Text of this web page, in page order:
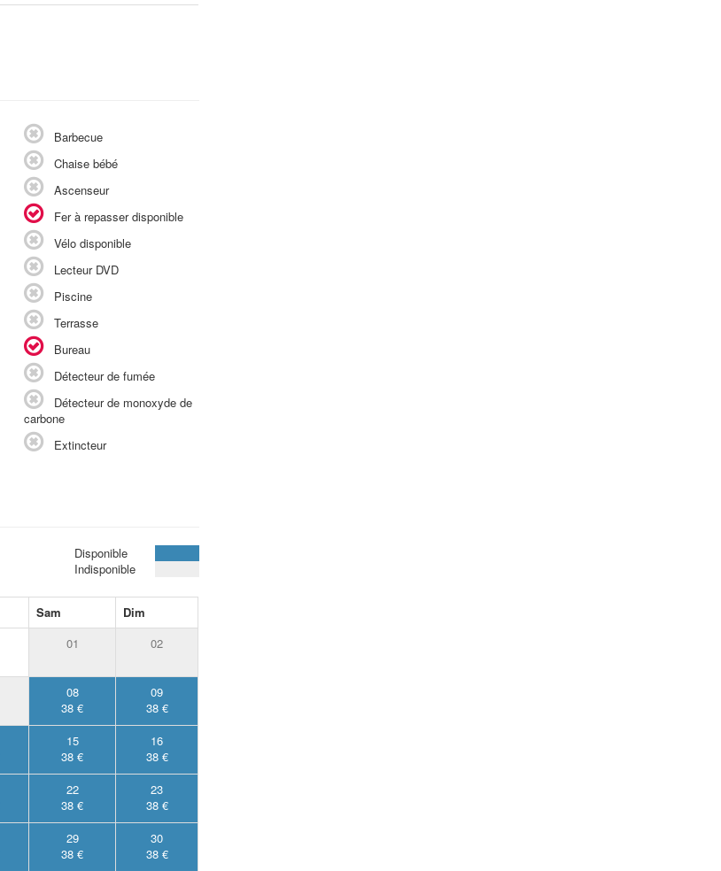
Barbecue
Chaise bébé
Ascenseur
Fer à repasser disponible
Vélo disponible
Lecteur DVD
Piscine
Terrasse
Bureau
Détecteur de fumée
Détecteur de monoxyde de
carbone
Extincteur
Disponible
Indisponible
Sam
Dim
01 02
08
38 €
09
38 €
15
38 €
16
38 €
22
38 €
23
38 €
29
38 €
30
38 €